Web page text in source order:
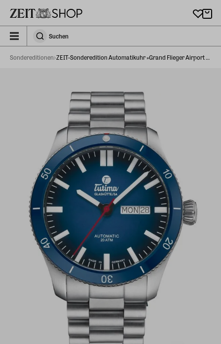
zeit_storefront.components.search.collapsed
SuchenSuchen
Sondereditionen ZEIT-Sonderedition Automatikuhr »Grand Flieger Airport Automatic«